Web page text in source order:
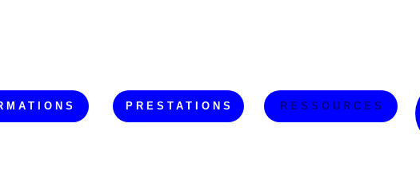
PRESTATIONS RESSOURCES